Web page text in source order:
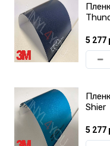
5 277
Shier
5 277